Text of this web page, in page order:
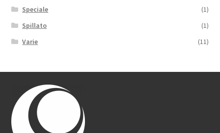
Speciale
(1)
Spillato
(1)
Varie
(11)